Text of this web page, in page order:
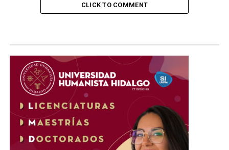
CLICK TO COMMENT